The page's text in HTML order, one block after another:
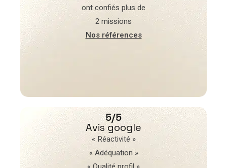
ont confiés plus de
2 missions
Nos références
5/5
Avis google
« Réactivité »
« Adéquation »